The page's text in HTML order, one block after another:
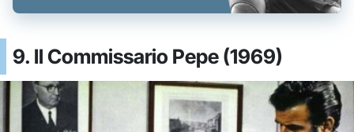
9. Il Commissario Pepe (1969)